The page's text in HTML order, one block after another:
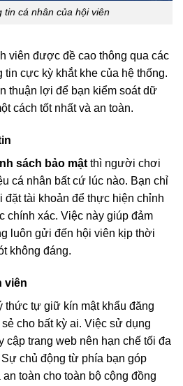
tin cá nhân của hội viên
viên được đề cao thông qua các
tin cực kỳ khắt khe của hệ thống.
thuận lợi để bạn kiểm soát dữ
cách tốt nhất và an toàn.
sách bảo mật thì người chơi
cá nhân bất cứ lúc nào. Bạn chỉ
đặt tài khoản để thực hiện chỉnh
chính xác. Việc này giúp đảm
luôn gửi đến hội viên kịp thời
không đáng.
viên
thức tự giữ kín mật khẩu đăng
cho bất kỳ ai. Việc sử dụng
cập trang web nên hạn chế tối đa
chủ động từ phía bạn góp
toàn cho toàn bộ cộng đồng